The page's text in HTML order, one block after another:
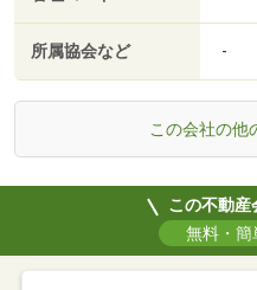
所属協会など -
この会社の他
この不動産
無料・簡